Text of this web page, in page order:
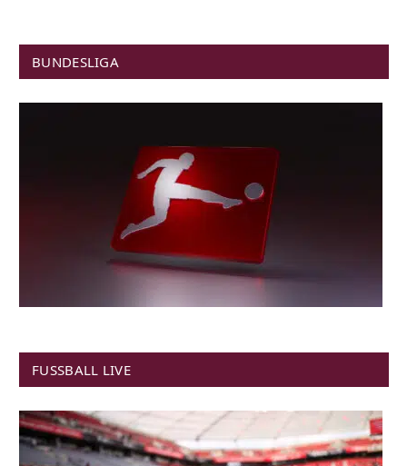
BUNDESLIGA
FUSSBALL LIVE